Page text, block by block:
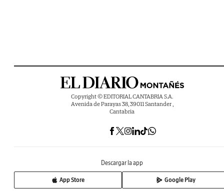
Copyright © EDITORIAL CANTABRIA S.A.
Avenida de Parayas 38, 39011 Santander ,
Cantabria
Descargar la app
App Store Google Play